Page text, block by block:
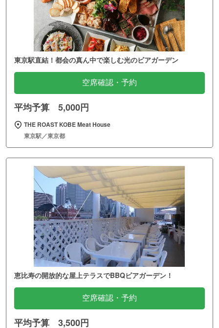
東京駅直結！都会の真ん中で楽しむ光のビアガーデン
空席確認・予約
平均予算 5,000円
THE ROAST KOBE Meat House
東京駅／東京都
恵比寿の開放的な屋上テラスでBBQビアガーデン！
空席確認・予約
平均予算 3,500円